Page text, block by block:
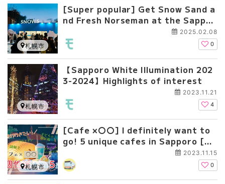
[Super popular] Get Snow Sand a
nd Fresh Norseman at the Sappor
2025.02.08
0
札幌市
【Sapporo White Illumination 202
3-2024】Highlights of interest
2023.11.21
4
札幌市
[Cafe ×〇〇] I definitely want to
go! 5 unique cafes in Sapporo [Te
2023.11.15
0
札幌市